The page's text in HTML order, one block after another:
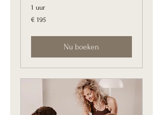
1 uur
195
euro
€ 195
Nu boeken